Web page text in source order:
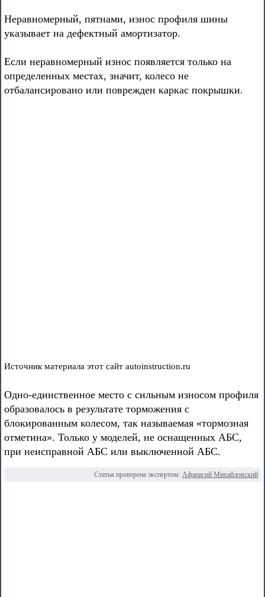
Неравномерный, пятнами, износ профиля шины
указывает на дефектный амортизатор.
Если неравномерный износ появляется только на
определенных местах, значит, колесо не
отбалансировано или поврежден каркас покрышки.
Источник материала этот сайт autoinstruction.ru
Одно-единственное место с сильным износом профиля
образовалось в результате торможения с
блокированным колесом, так называемая «тормозная
отметина». Только у моделей, не оснащенных АБС,
при неисправной АБС или выключенной АБС.
Статья проверена экспертом: Афанасий Михайловский